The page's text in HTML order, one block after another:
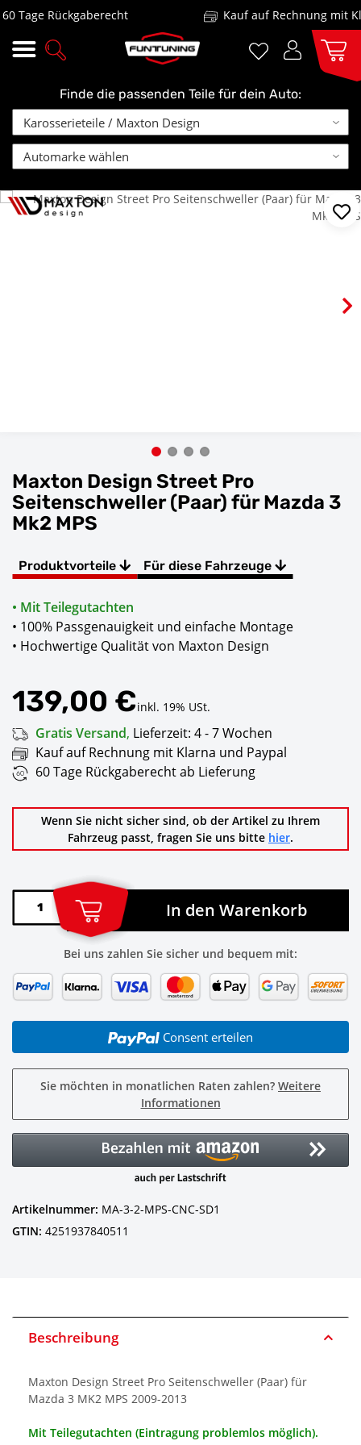
Tage Rückgaberecht Kauf auf Rechnung mit
Finde die passenden Teile für dein Auto:
Maxton Design Street Pro
Seitenschweller (Paar) für Mazda 3
Mk2 MPS
Produktvorteile Für diese Fahrzeuge
• Mit Teilegutachten
• 100% Passgenauigkeit und einfache Montage
• Hochwertige Qualität von Maxton Design
139,00 €inkl. 19% USt.
Gratis Versand, Lieferzeit: 4 - 7 Wochen
Kauf auf Rechnung mit Klarna und Paypal
60 Tage Rückgaberecht ab Lieferung
Wenn Sie nicht sicher sind, ob der Artikel zu Ihrem
Fahrzeug passt, fragen Sie uns bitte hier.
In den Warenkorb
Bei uns zahlen Sie sicher und bequem mit:
Consent erteilen
Sie möchten in monatlichen Raten zahlen? Weitere
Informationen
Artikelnummer: MA-3-2-MPS-CNC-SD1
GTIN: 4251937840511
Beschreibung
Maxton Design Street Pro Seitenschweller (Paar) für
Mazda 3 MK2 MPS 2009-2013
Mit Teilegutachten (Eintragung problemlos möglich).